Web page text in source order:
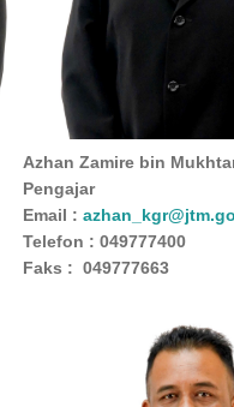
Azhan Zamire bin
Pengajar
Email :
Telefon : 049777400
Faks : 049777663